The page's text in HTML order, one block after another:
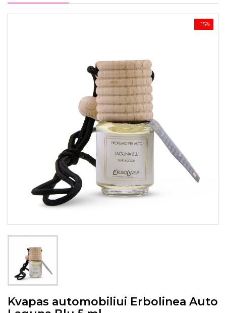
−15%
Kvapas automobiliui Erbolinea Auto